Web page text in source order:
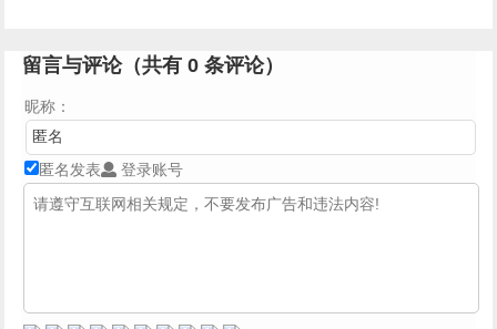
留言与评论（共有0 条评论）
昵称：
匿名发表 登录账号